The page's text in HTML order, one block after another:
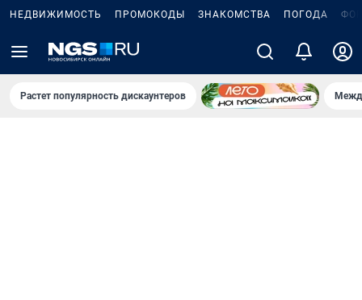
НЕДВИЖИМОСТЬ ПРОМОКОДЫ ЗНАКОМСТВА ПОГОДА
Растет популярность дискаунтеров